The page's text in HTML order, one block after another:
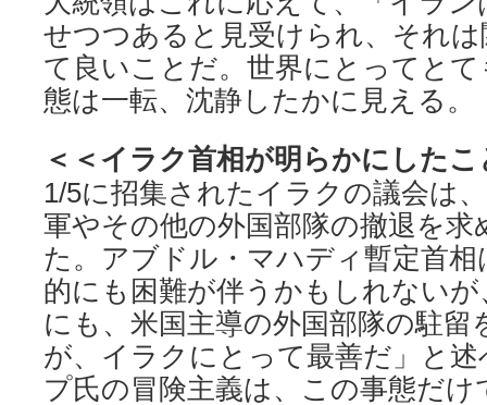
せつつあると見受けられ、それ
て良いことだ。世界にとってと
態は一転、沈静したかに見える。
＜＜イラク首相が明らかにしたこ
1/5に招集されたイラクの議会は
軍やその他の外国部隊の撤退を求
た。アブドル・マハディ暫定首
的にも困難が伴うかもしれない
にも、米国主導の外国部隊の駐留
が、イラクにとって最善だ」と
プ氏の冒険主義は、この事態だ